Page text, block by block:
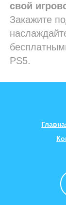
свой
Закажите
PS5.